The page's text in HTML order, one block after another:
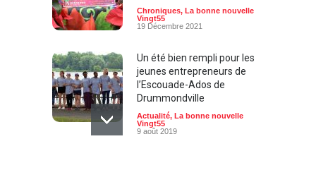
Chroniques, La bonne nouvelle
Vingt55
19 Décembre 2021
Un été bien rempli pour les
jeunes entrepreneurs de
l’Escouade-Ados de
Drummondville
Actualité, La bonne nouvelle
Vingt55
9 août 2019